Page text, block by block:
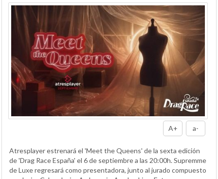
A+ a-
Atresplayer estrenará el 'Meet the Queens' de la sexta edición
de 'Drag Race España' el 6 de septiembre a las 20:00h. Supremme
de Luxe regresará como presentadora, junto al jurado compuesto